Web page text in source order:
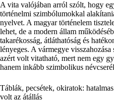
A vita valójában arról szólt, hogy
történelmi szimbólumokkal
nyelvet. A magyar történelem
lehet, de a modern állam
takarékosság, átláthatóság és
lényeges. A vármegye visszahozása
azért volt vitatható, mert nem egy
hanem inkább szimbolikus
Táblák, pecsétek, okiratok:
volt az átállás